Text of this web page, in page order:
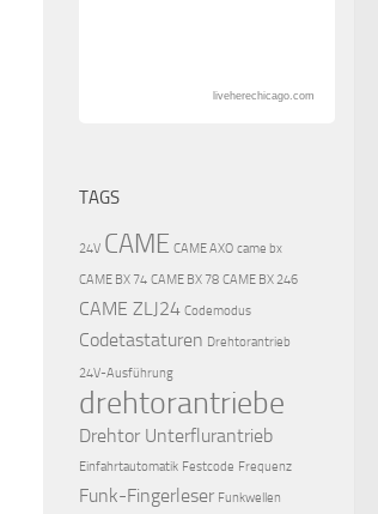
liveherechicago.com
TAGS
24V CAME CAME AXO came bx
CAME BX 74 CAME BX 78 CAME BX 246
CAME ZLJ24 Codemodus
Codetastaturen Drehtorantrieb
24V-Ausführung
drehtorantriebe
Drehtor Unterflurantrieb
Einfahrtautomatik Festcode Frequenz
Funk-Fingerleser Funkwellen